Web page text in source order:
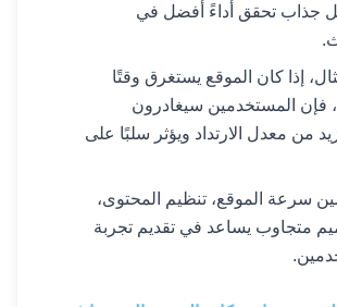
جذاب تحقق أداءً أفضل في
إذا كان الموقع يستغرق وقتًا
فإن المستخدمين سيغادرون
من معدل الارتداد ويؤثر سلبًا على
سرعة الموقع، تنظيم المحتوى،
متجاوب يساعد في تقديم تجربة